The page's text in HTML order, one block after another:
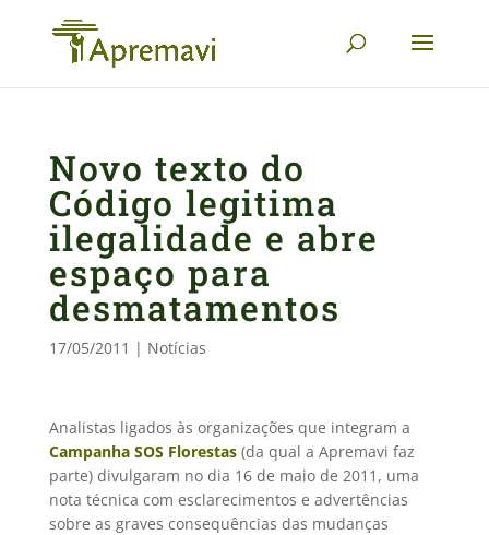
Novo texto do
Código legitima
ilegalidade e abre
espaço para
desmatamentos
17/05/2011 | Notícias
Analistas ligados às organizações que integram a
Campanha SOS Florestas(da qual a Apremavi faz
parte) divulgaram no dia 16 de maio de 2011, uma
nota técnica com esclarecimentos e advertências
sobre as graves consequências das mudanças